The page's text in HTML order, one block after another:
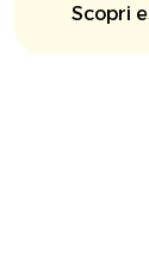
Scopri